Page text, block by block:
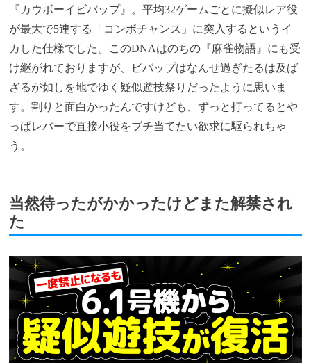
『カウボーイビバップ』。平均32ゲームごとに擬似レア役
が最大で5連する「コンボチャンス」に突入するというイ
カした仕様でした。このDNAはのちの『麻雀物語』にも受
け継がれておりますが、ビバップはなんせ過ぎたるは及ば
ざるが如しを地でゆく疑似遊技祭りだったように思いま
す。割りと面白かったんですけども、ずっと打ってるとや
っぱレバーで直接小役をブチ当てたい欲求に駆られちゃ
う。
当然待ったがかかったけどまた解禁され
た